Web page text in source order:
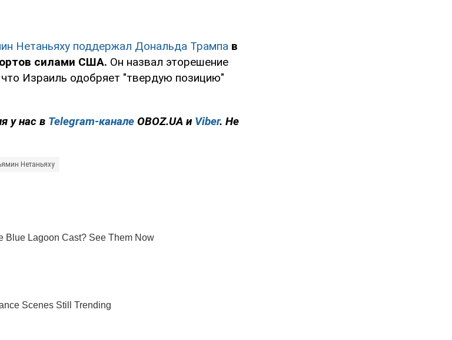
Нетаньяху поддержал Дональда Трампа в
силами США. Он назвал эторешение
Израиль одобряет "твердую позицию"
у нас в Telegram-канале OBOZ.UA и Viber. Не
Нетаньяху